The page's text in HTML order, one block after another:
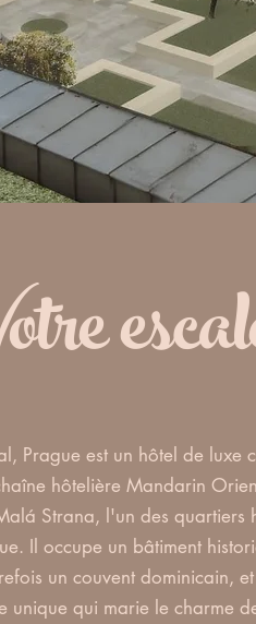
Prague est un hôtel de luxe
hôtelière Mandarin
Strana, l'un des quartiers
Il occupe un bâtiment
un couvent dominicain,
unique qui marie le charme